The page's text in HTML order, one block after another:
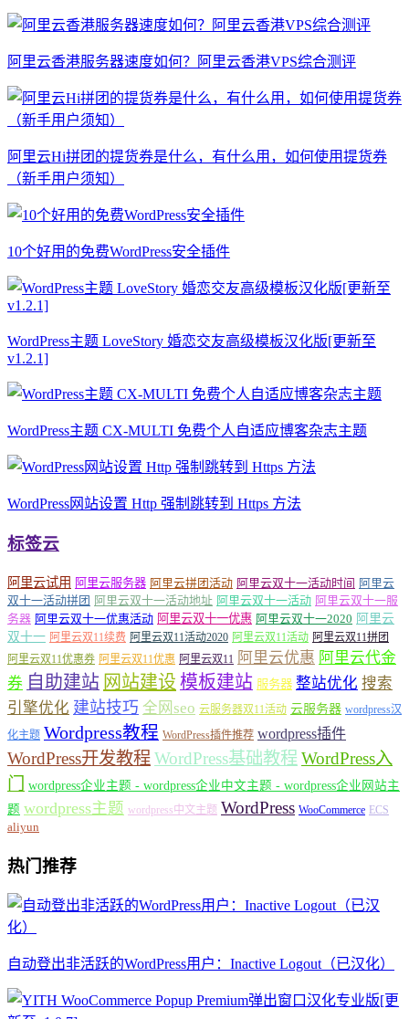
阿里云香港服务器速度如何？阿里云香港VPS综合测评
阿里云Hi拼团的提货券是什么，有什么用，如何使用提货券
（新手用户须知）
10个好用的免费WordPress安全插件
WordPress主题 LoveStory 婚恋交友高级模板汉化版[更新至
v1.2.1]
WordPress主题 CX-MULTI 免费个人自适应博客杂志主题
WordPress网站设置 Http 强制跳转到 Https 方法
标签云
阿里云试用 阿里云服务器 阿里云拼团活动 阿里云双十一活动时间 阿里云
双十一活动拼团 阿里云双十一活动地址 阿里云双十一活动 阿里云双十一服
务器 阿里云双十一优惠活动 阿里云双十一优惠 阿里云双十一2020 阿里云
双十一 阿里云双11续费 阿里云双11活动2020 阿里云双11活动 阿里云双11拼团
阿里云双11优惠券 阿里云双11优惠 阿里云双11 阿里云优惠 阿里云代金
券 自助建站 网站建设 模板建站 服务器 整站优化 搜索
引擎优化 建站技巧 全网seo 云服务器双11活动 云服务器 wordpress汉
化主题 Wordpress教程 WordPress插件推荐 wordpress插件
WordPress开发教程WordPress基础教程 WordPress入
门
wordpress企业主题 - wordpress企业中文主题 - wordpress企业网站主
题 wordpress主题 wordpress中文主题 WordPress WooCommerce ECS
aliyun
热门推荐
自动登出非活跃的WordPress用户：Inactive Logout（已汉化）